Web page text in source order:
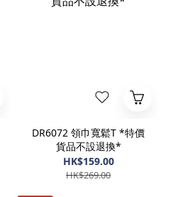
DR6072 領巾寬鬆T *特價
貨品不設退換*
HK$159.00
HK$269.00